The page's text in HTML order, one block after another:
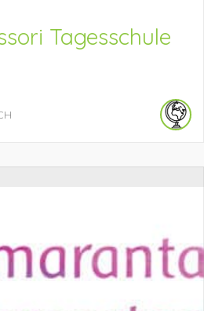
Tagesschule